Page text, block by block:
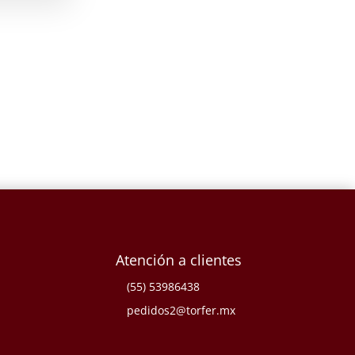
Atención a clientes
(55) 53986438
pedidos2@torfer.mx